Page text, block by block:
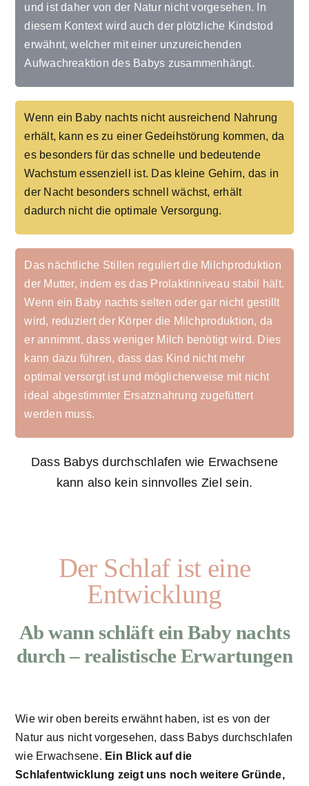
und ist daher von der Natur nicht vorgesehen. In
diesem Kontext wird auch der plötzliche Kindstod
erwähnt, welcher mit einer unzureichenden
Aufwachreaktion des Babys zusammenhängt.
Wenn ein Baby nachts nicht ausreichend Nahrung
erhält, kann es zu einer Gedeihstörung kommen, da
es besonders für das schnelle und bedeutende
Wachstum essenziell ist. Das kleine Gehirn, das in
der Nacht besonders schnell wächst, erhält
dadurch nicht die optimale Versorgung.
Das nächtliche Stillen reguliert die Milchproduktion
der Mutter, indem es das Prolaktinniveau stabil hält.
Wenn ein Baby nachts selten oder gar nicht gestillt
wird, reduziert der Körper die Milchproduktion, da
er annimmt, dass weniger Milch benötigt wird. Dies
kann dazu führen, dass das Kind nicht mehr
optimal versorgt ist und möglicherweise mit nicht
ideal abgestimmter Ersatznahrung zugefüttert
werden muss.
Dass Babys durchschlafen wie Erwachsene
kann also kein sinnvolles Ziel sein.
Der Schlaf ist eine
Entwicklung
Ab wann schläft ein Baby nachts
durch – realistische Erwartungen
Wie wir oben bereits erwähnt haben, ist es von der
Natur aus nicht vorgesehen, dass Babys durchschlafen
wie Erwachsene. Ein Blick auf die
Schlafentwicklung zeigt uns noch weitere Gründe,